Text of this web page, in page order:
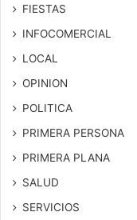
FIESTAS
INFOCOMERCIAL
LOCAL
OPINION
POLITICA
PRIMERA PERSONA
PRIMERA PLANA
SALUD
SERVICIOS